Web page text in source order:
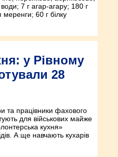
7 г агар-агару; 180 г
60 г білку
у Рівному
28
та працівники фахового
для військових майже
кухня»
А ще навчають кухарів